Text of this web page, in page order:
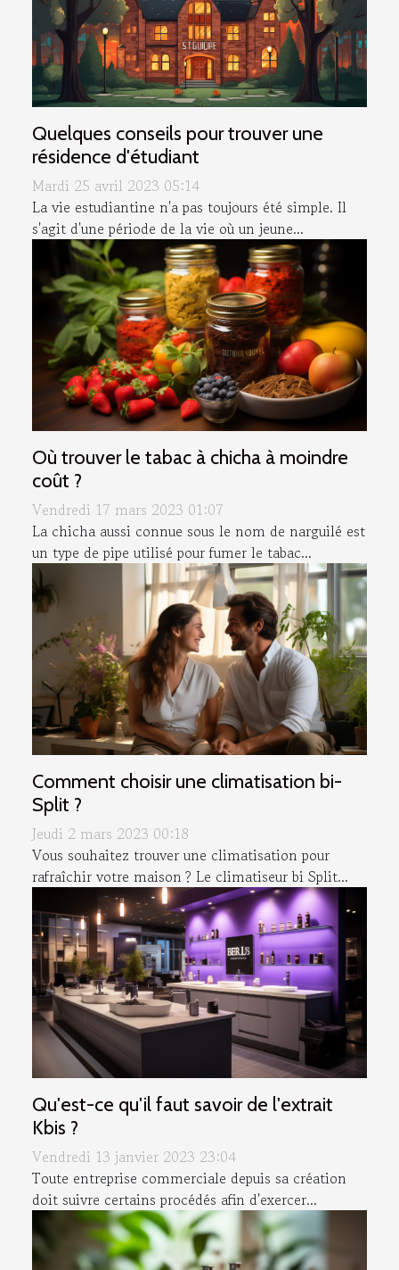
Quelques conseils pour trouver une
résidence d'étudiant
Mardi 25 avril 2023 05:14
La vie estudiantine n'a pas toujours été simple. Il
s'agit d'une période de la vie où un jeune...
Où trouver le tabac à chicha à moindre
coût ?
Vendredi 17 mars 2023 01:07
La chicha aussi connue sous le nom de narguilé est
un type de pipe utilisé pour fumer le tabac...
Comment choisir une climatisation bi-
Split ?
Jeudi 2 mars 2023 00:18
Vous souhaitez trouver une climatisation pour
rafraîchir votre maison ? Le climatiseur bi Split...
Qu'est-ce qu'il faut savoir de l'extrait
Kbis ?
Vendredi 13 janvier 2023 23:04
Toute entreprise commerciale depuis sa création
doit suivre certains procédés afin d'exercer...